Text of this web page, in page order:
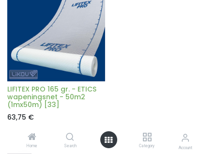
Home Search Category Account
LIFITEX PRO 165 gr. - ETICS
wapeningsnet - 50m2
(1mx50m) [33]
63,75 €